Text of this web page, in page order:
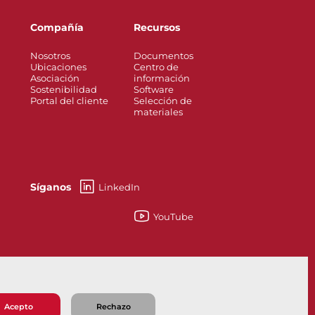
Acepto Rechazo
Compañía
Nosotros
Ubicaciones
Asociación
Sostenibilidad
Portal del cliente
Síganos LinkedIn
Recursos
Documentos
Centro de
información
Software
Selección de
materiales
YouTube